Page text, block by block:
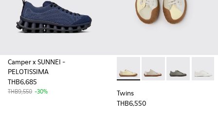
Camper x SUNNEI -
PELOTISSIMA
THB6,685
THB9,550 -30%
Twins - K201940-011 - รอ
Twins - K201940-007
Twins -Twins
Twins
THB6,550